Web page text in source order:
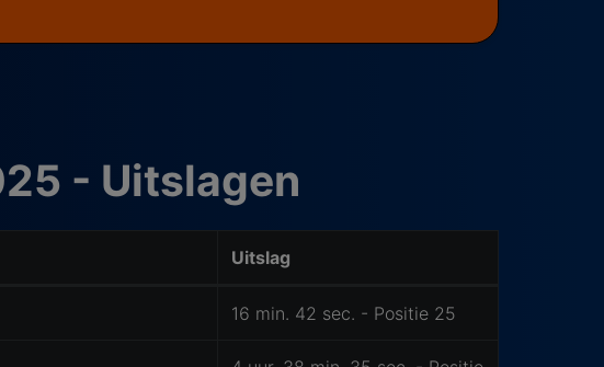
- Uitslagen
Uitslag
16 min. 42 sec. - Positie 25